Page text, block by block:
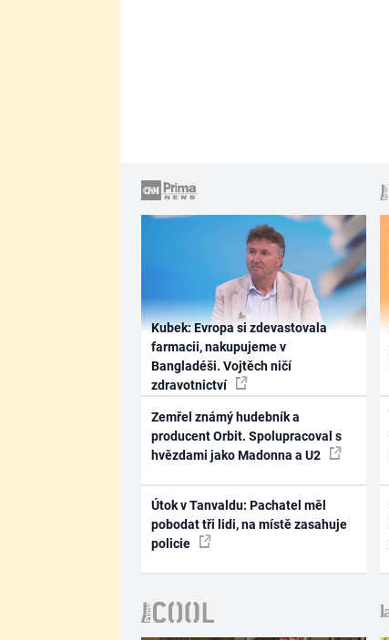
Kubek: Evropa si zdevastovala
farmacii, nakupujeme v
Bangladéši. Vojtěch ničí
zdravotnictví
Zemřel známý hudebník a
producent Orbit. Spolupracoval s
hvězdami jako Madonna a U2
Útok v Tanvaldu: Pachatel měl
pobodat tři lidi, na místě zasahuje
policie